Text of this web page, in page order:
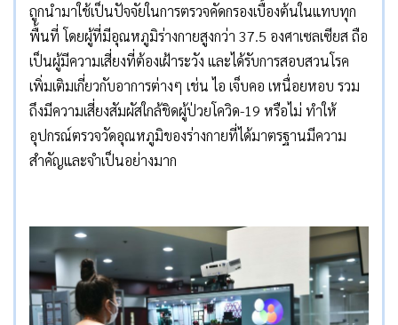
ถูกนำมาใช้เป็นปัจจัยในการตรวจคัดกรองเบื้องต้นในแทบทุก
พื้นที่ โดยผู้ที่มีอุณหภูมิร่างกายสูงกว่า 37.5 องศาเซลเซียส ถือ
เป็นผู้มีความเสี่ยงที่ต้องเฝ้าระวัง และได้รับการสอบสวนโรค
เพิ่มเติมเกี่ยวกับอาการต่างๆ เช่น ไอ เจ็บคอ เหนื่อยหอบ รวม
ถึงมีความเสี่ยงสัมผัสใกล้ชิดผู้ป่วยโควิด-19 หรือไม่ ทำให้
อุปกรณ์ตรวจวัดอุณหภูมิของร่างกายที่ได้มาตรฐานมีความ
สำคัญและจำเป็นอย่างมาก